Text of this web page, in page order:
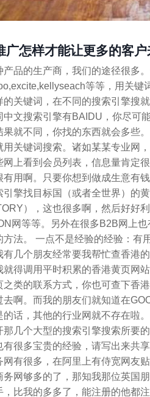
广怎样才能让更多的客
产品的生产商，我们的途径很多
等等，用关键
的关键词，在不同的搜索引擎搜
中文搜索引擎有BAIDU，你尽可
果就不同，你找的东西就会多些
用关键词搜索。诸如某某专业网
网上看到会员列表，信息量肯定
有用啊。只要你想到做成生意有
引擎找目标国（或者全世界）的
），这也很多啊，然后好好
网等等。另外在很多B2B网上
方法。 一点不是经验的经验：有
有几个朋友经常要我帮忙查香港
就得调用平时积累的香港黄页网
之类的联系方式，你也可查下香
去啊。而我的朋友们就知道在
的话，其他的行业网就不存在啦
那几个大型的搜索引擎搜索所要
有很多宝贵的经验，请写出来共
网有很多，在阿里上有侍宽网友
务网够多的了，那知我那位英国
，比我的多多了，能注册的他都